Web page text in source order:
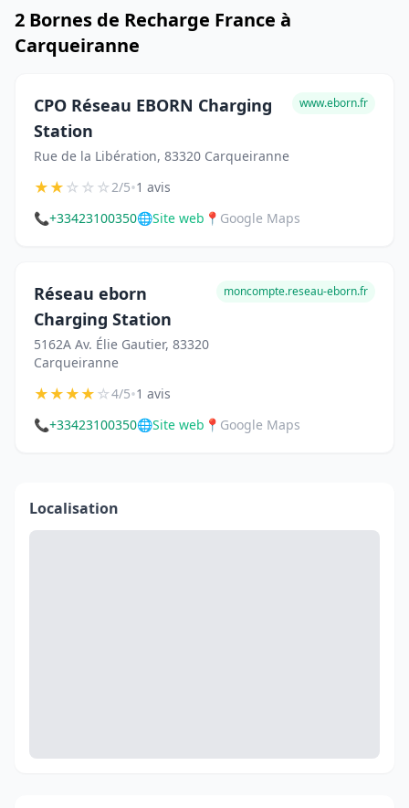
2 Bornes de Recharge France à
Carqueiranne
CPO Réseau EBORN Charging
Station
Rue de la Libération, 83320 Carqueiranne
www.eborn.fr
★★☆☆☆2/5•1 avis
📞+33423100350🌐Site web 📍 Google Maps
Réseau eborn
Charging Station
5162A Av. Élie Gautier, 83320
Carqueiranne
moncompte.reseau-eborn.fr
★★★★☆4/5•1 avis
📞+33423100350🌐Site web 📍 Google Maps
Localisation